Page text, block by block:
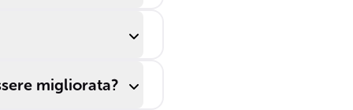
migliorata?